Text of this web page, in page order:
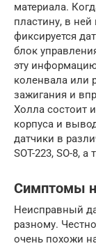
материала.
пластину, в
фиксируется
блок
эту
коленвала или
зажигания и
Холла состоит
корпуса и
датчики в
SOT-223, SO-8,
Симптомы
Неисправный
разному.
очень похожи